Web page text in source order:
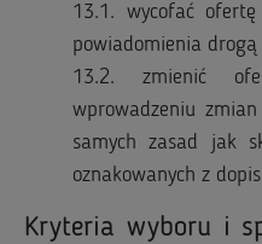
13.1. wycofać ofertę
powiadomienia
13.2. zmienić
wprowadzeniu
samych zasad jak
oznakowanych z
Kryteria wyboru i